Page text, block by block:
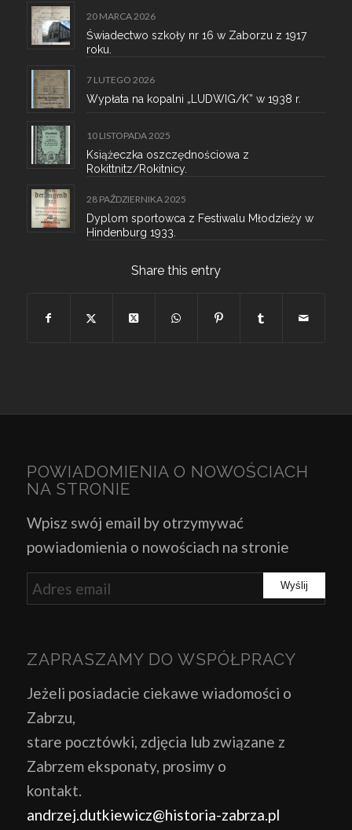
20 MARCA 2026
Świadectwo szkoły nr 16 w Zaborzu z 1917
roku.
7 LUTEGO 2026
Wypłata na kopalni „LUDWIG/K” w 1938 r.
10 LISTOPADA 2025
Książeczka oszczędnościowa z
Rokittnitz/Rokitnicy.
28 PAŹDZIERNIKA 2025
Dyplom sportowca z Festiwalu Młodzieży w
Hindenburg 1933.
Share this entry
POWIADOMIENIA O NOWOŚCIACH
NA STRONIE
Wpisz swój email by otrzymywać
powiadomienia o nowościach na stronie
ZAPRASZAMY DO WSPÓŁPRACY
Jeżeli posiadacie ciekawe wiadomości o
Zabrzu,
stare pocztówki, zdjęcia lub związane z
Zabrzem eksponaty, prosimy o
kontakt.
andrzej.dutkiewicz@historia-zabrza.pl